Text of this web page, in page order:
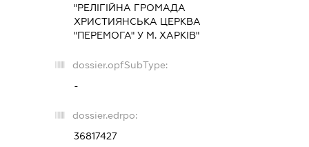
"РЕЛІГІЙНА ГРОМАДА
ХРИСТИЯНСЬКА ЦЕРКВА
"ПЕРЕМОГА" У М. ХАРКІВ"
dossier.opfSubType:
-
dossier.edrpo:
36817427